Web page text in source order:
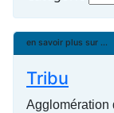
en savoir plus sur ...
Tribu
Agglomération